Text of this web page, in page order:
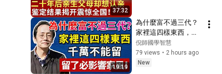
37:32
19:19
為什麼富不過三代？
家裡這四樣東西，千
萬不能留，留了必影
響家風！#倪海厦 #
命理 #哲學 #正能量#
倪師國學智慧
79 views • 2 hours ago
New